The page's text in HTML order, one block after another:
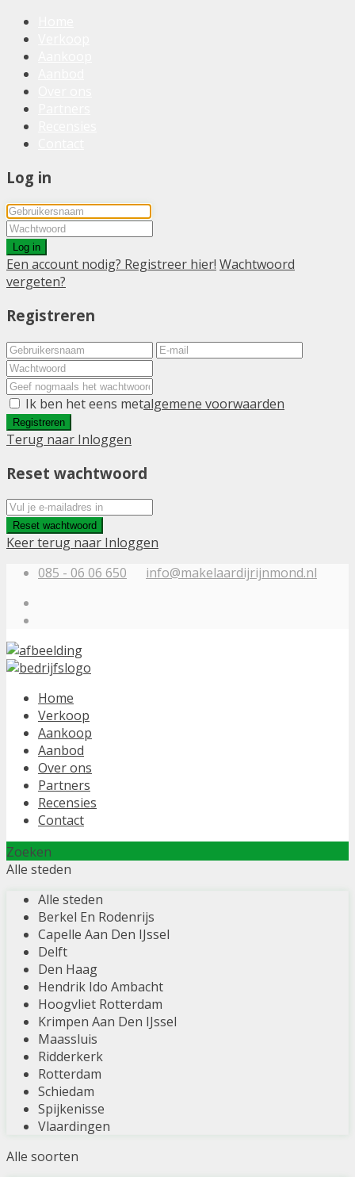
Log in
Log in
Een account nodig? Registreer hier! Wachtwoord
vergeten?
Registreren
Ik ben het eens metalgemene voorwaarden
Registreren
Terug naar Inloggen
Reset wachtwoord
Reset wachtwoord
Keer terug naar Inloggen
085 - 06 06 650
info@makelaardijrijnmond.nl
Home
Verkoop
Aankoop
Aanbod
Over ons
Partners
Recensies
Contact
Zoeken
Alle steden
Alle steden
Berkel En Rodenrijs
Capelle Aan Den IJssel
Delft
Den Haag
Hendrik Ido Ambacht
Hoogvliet Rotterdam
Krimpen Aan Den IJssel
Maassluis
Ridderkerk
Rotterdam
Schiedam
Spijkenisse
Vlaardingen
Alle soorten